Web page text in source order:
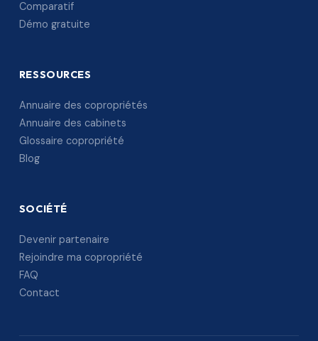
Comparatif
Démo gratuite
RESSOURCES
Annuaire des copropriétés
Annuaire des cabinets
Glossaire copropriété
Blog
SOCIÉTÉ
Devenir partenaire
Rejoindre ma copropriété
FAQ
Contact